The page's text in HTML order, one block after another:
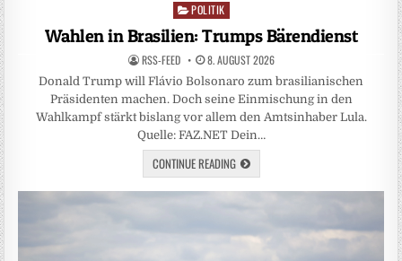
Posted
in
POLITIK
Wahlen in Brasilien: Trumps Bärendienst
RSS-FEED 8. AUGUST 2026
Donald Trump will Flávio Bolsonaro zum brasilianischen
Präsidenten machen. Doch seine Einmischung in den
Wahlkampf stärkt bislang vor allem den Amtsinhaber Lula.
Quelle: FAZ.NET Dein…
CONTINUE READING